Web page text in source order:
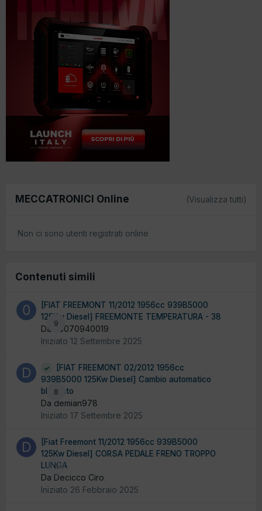
MECCATRONICI Online (Visualizza tutti)
Non ci sono utenti registrati online
Contenuti simili
9
[FIAT FREEMONT 11/2012 1956cc 939B5000
125Kw Diesel] FREEMONTE TEMPERATURA - 38
Da 05070940019
Iniziato 12 Settembre 2025
8
[FIAT FREEMONT 02/2012 1956cc
939B5000 125Kw Diesel] Cambio automatico
bloccato
Da demian978
Iniziato 17 Settembre 2025
0
[Fiat Freemont 11/2012 1956cc 939B5000
125Kw Diesel] CORSA PEDALE FRENO TROPPO
LUNGA
Da Decicco Ciro
Iniziato 26 Febbraio 2025